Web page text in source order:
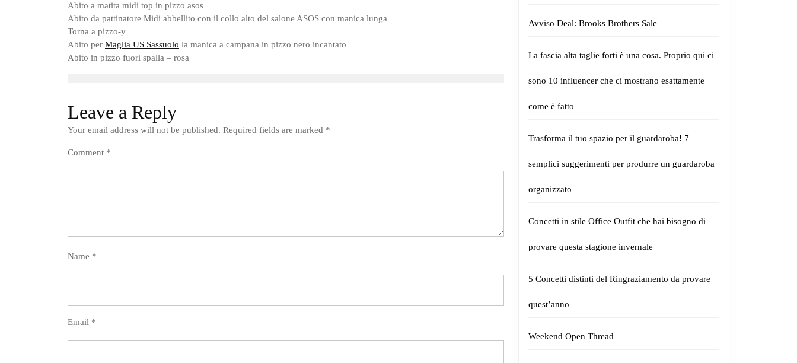
Abito a matita midi top in pizzo asos
Abito da pattinatore Midi abbellito con il collo alto del salone ASOS con manica lunga
Torna a pizzo-y
Abito per Maglia US Sassuolo la manica a campana in pizzo nero incantato
Abito in pizzo fuori spalla – rosa
Leave a Reply
Your email address will not be published. Required fields are marked *
Comment *
Name *
Email *
Avviso Deal: Brooks Brothers Sale
La fascia alta taglie forti è una cosa. Proprio qui ci
sono 10 influencer che ci mostrano esattamente
come è fatto
Trasforma il tuo spazio per il guardaroba! 7
semplici suggerimenti per produrre un guardaroba
organizzato
Concetti in stile Office Outfit che hai bisogno di
provare questa stagione invernale
5 Concetti distinti del Ringraziamento da provare
quest’anno
Weekend Open Thread